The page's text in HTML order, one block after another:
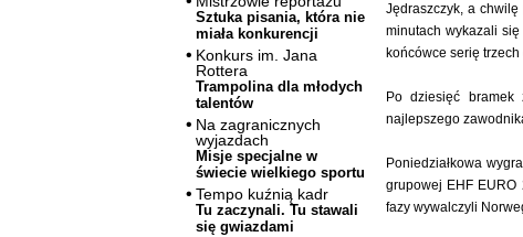
Sztuka pisania, która nie
miała konkurencji
Konkurs im. Jana
Rottera
Trampolina dla młodych
talentów
Na zagranicznych
wyjazdach
Misje specjalne w
świecie wielkiego sportu
Tempo kuźnią kadr
Tu zaczynali. Tu stawali
się gwiazdami
Jędraszczyk, a chwilę
minutach wykazali
końcówce serię trzech
Po dziesięć
najlepszego
Poniedziałkowa
grupowej EHF EURO
fazy wywalczyli